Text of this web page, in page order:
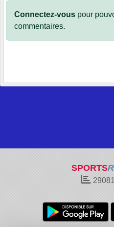
Connectez-vous pour
commentaires.
SPORTS
29081